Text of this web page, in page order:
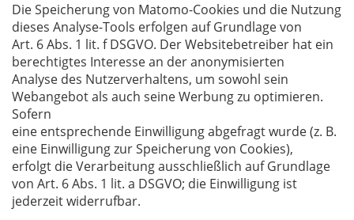
Die Speicherung von Matomo-Cookies und die Nutzung
dieses Analyse-Tools erfolgen auf Grundlage von
Art. 6 Abs. 1 lit. f DSGVO. Der Websitebetreiber hat ein
berechtigtes Interesse an der anonymisierten
Analyse des Nutzerverhaltens, um sowohl sein
Webangebot als auch seine Werbung zu optimieren.
Sofern
eine entsprechende Einwilligung abgefragt wurde (z. B.
eine Einwilligung zur Speicherung von Cookies),
erfolgt die Verarbeitung ausschließlich auf Grundlage
von Art. 6 Abs. 1 lit. a DSGVO; die Einwilligung ist
jederzeit widerrufbar.